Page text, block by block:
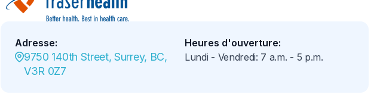
Adresse:
9750 140th Street, Surrey, BC,
V3R 0Z7
Heures d'ouverture:
Lundi - Vendredi: 7 a.m. - 5 p.m.